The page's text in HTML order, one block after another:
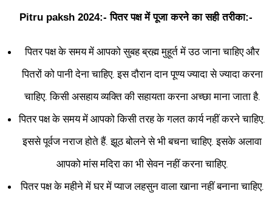
Pitru paksh 2024:-पितर पक्ष में पूजा करने का सही तरीका:-
पितर पक्ष के समय में आपको सुबह ब्रह्म मुहूर्त में उठ जाना चाहिए और
पितरों को पानी देना चाहिए. इस दौरान दान पूण्य ज्यादा से ज्यादा करना
चाहिए. किसी असहाय व्यक्ति की सहायता करना अच्छा माना जाता है.
पितर पक्ष के समय में आपको किसी तरह के गलत कार्य नहीं करने चाहिए.
इससे पूर्वज नराज होते हैं. झूठ बोलने से भी बचना चाहिए. इसके अलावा
आपको मांस मदिरा का भी सेवन नहीं करना चाहिए.
पितर पक्ष के महीने में घर में प्याज लहसुन वाला खाना नहीं बनाना चाहिए.